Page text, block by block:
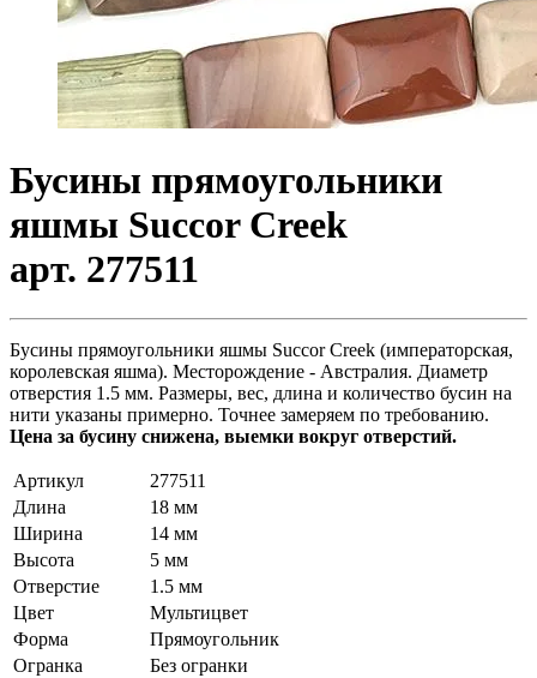
Бусины прямоугольники
яшмы Succor Creek
арт. 277511
Бусины прямоугольники яшмы Succor Creek (императорская,
королевская яшма). Месторождение - Австралия. Диаметр
отверстия 1.5 мм. Размеры, вес, длина и количество бусин на
нити указаны примерно. Точнее замеряем по требованию.
Цена за бусину снижена, выемки вокруг отверстий.
Артикул
277511
Длина
18 мм
Ширина
14 мм
Высота
5 мм
Отверстие
1.5 мм
Цвет
Мультицвет
Форма
Прямоугольник
Огранка
Без огранки